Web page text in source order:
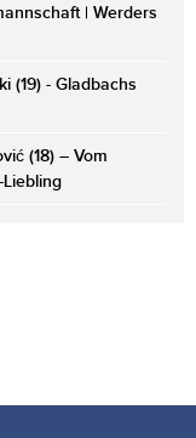
| Werders
(19) - Gladbachs
(18) – Vom